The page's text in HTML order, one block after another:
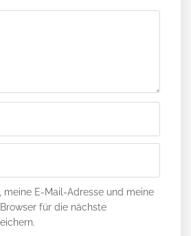
meine E-Mail-Adresse und meine
für die nächste